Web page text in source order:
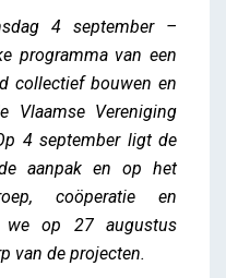
4 september –
programma van een
collectief bouwen en
Vlaamse Vereniging
4 september ligt de
aanpak en op het
coöperatie en
we op 27 augustus
van de projecten.